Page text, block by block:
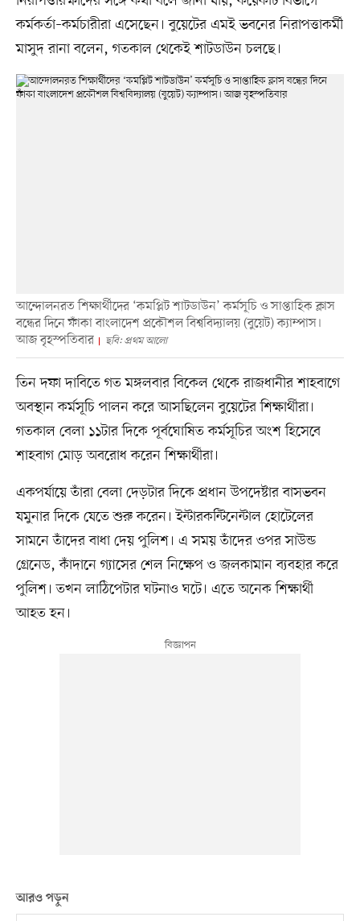
কর্মকর্তা–কর্মচারীরা এসেছেন। বুয়েটের এমই ভবনের নিরাপত্তাকর্মী
মাসুদ রানা বলেন, গতকাল থেকেই শাটডাউন চলছে।
আন্দোলনরত শিক্ষার্থীদের ‘কমপ্লিট শাটডাউন’ কর্মসূচি ও সাপ্তাহিক ক্লাস
বন্ধের দিনে ফাঁকা বাংলাদেশ প্রকৌশল বিশ্ববিদ্যালয় (বুয়েট) ক্যাম্পাস।
আজ বৃহস্পতিবার
ছবি: প্রথম আলো
তিন দফা দাবিতে গত মঙ্গলবার বিকেল থেকে রাজধানীর শাহবাগে
অবস্থান কর্মসূচি পালন করে আসছিলেন বুয়েটের শিক্ষার্থীরা।
গতকাল বেলা ১১টার দিকে পূর্বঘোষিত কর্মসূচির অংশ হিসেবে
শাহবাগ মোড় অবরোধ করেন শিক্ষার্থীরা।
একপর্যায়ে তাঁরা বেলা দেড়টার দিকে প্রধান উপদেষ্টার বাসভবন
যমুনার দিকে যেতে শুরু করেন। ইন্টারকন্টিনেন্টাল হোটেলের
সামনে তাঁদের বাধা দেয় পুলিশ। এ সময় তাঁদের ওপর সাউন্ড
গ্রেনেড, কাঁদানে গ্যাসের শেল নিক্ষেপ ও জলকামান ব্যবহার করে
পুলিশ। তখন লাঠিপেটার ঘটনাও ঘটে। এতে অনেক শিক্ষার্থী
আহত হন।
আরও পড়ুন